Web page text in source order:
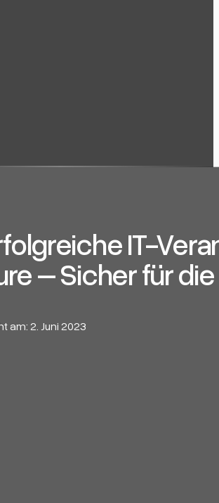
IT-
– Sicher für
am: 2. Juni 2023